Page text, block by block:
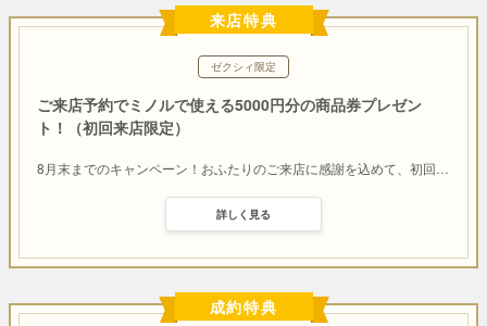
来店特典
ゼクシィ限定
ご来店予約でミノルで使える5000円分の商品券プレゼン
ト！（初回来店限定）
8月末までのキャンペーン！おふたりのご来店に感謝を込めて、初回…
詳しく見る
成約特典